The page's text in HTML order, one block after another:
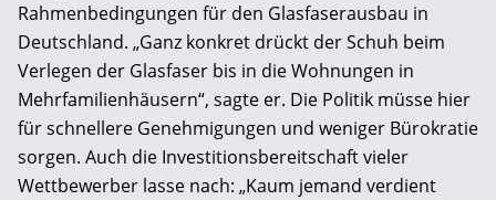
Rahmenbedingungen für den Glasfaserausbau in
Deutschland. „Ganz konkret drückt der Schuh beim
Verlegen der Glasfaser bis in die Wohnungen in
Mehrfamilienhäusern“, sagte er. Die Politik müsse hier
für schnellere Genehmigungen und weniger Bürokratie
sorgen. Auch die Investitionsbereitschaft vieler
Wettbewerber lasse nach: „Kaum jemand verdient